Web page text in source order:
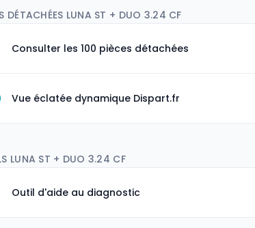
DÉTACHÉES LUNA ST + DUO 3.24 CF
Consulter les 100 pièces détachées
Vue éclatée dynamique Dispart.fr
LUNA ST + DUO 3.24 CF
Outil d'aide au diagnostic